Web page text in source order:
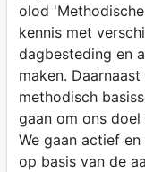
olod
kennis met
dagbesteding en
maken.
methodisch
gaan om ons doel
We gaan actief
op basis van de